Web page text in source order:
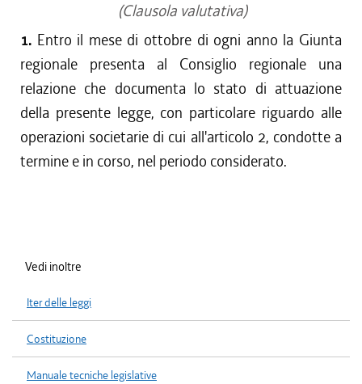
(Clausola valutativa)
1. Entro il mese di ottobre di ogni anno la Giunta
regionale presenta al Consiglio regionale una
relazione che documenta lo stato di attuazione
della presente legge, con particolare riguardo alle
operazioni societarie di cui all'articolo 2, condotte a
termine e in corso, nel periodo considerato.
Vedi inoltre
Iter delle leggi
Costituzione
Manuale tecniche legislative